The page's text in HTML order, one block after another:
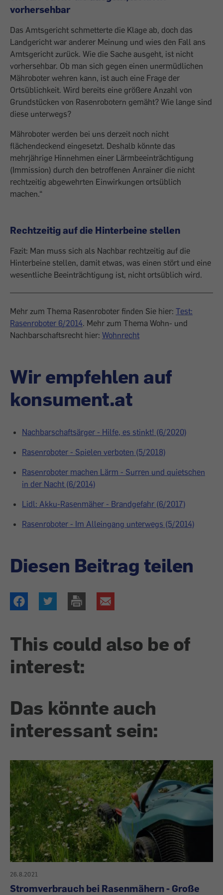
vorhersehbar
Das Amtsgericht schmetterte die Klage ab, doch das
Landgericht war anderer Meinung und wies den Fall ans
Amtsgericht zurück. Wie die Sache ausgeht, ist nicht
vorhersehbar. Ob man sich gegen einen unermüdlichen
Mähroboter wehren kann, ist auch eine Frage der
Ortsüblichkeit. Wird bereits eine größere Anzahl von
Grundstücken von Rasenrobotern gemäht? Wie lange sind
diese unterwegs?
Mähroboter werden bei uns derzeit noch nicht
flächendeckend eingesetzt. Deshalb könnte das
mehrjährige Hinnehmen einer Lärmbeeinträchtigung
(Immission) durch den betroffenen Anrainer die nicht
rechtzeitig abgewehrten Einwirkungen ortsüblich
machen.“
Rechtzeitig auf die Hinterbeine stellen
Fazit: Man muss sich als Nachbar rechtzeitig auf die
Hinterbeine stellen, damit etwas, was einen stört und eine
wesentliche Beeinträchtigung ist, nicht ortsüblich wird.
Mehr zum Thema Rasenroboter finden Sie hier: Test:
Rasenroboter 6/2014. Mehr zum Thema Wohn- und
Nachbarschaftsrecht hier: Wohnrecht
Wir empfehlen auf
konsument.at
Nachbarschaftsärger - Hilfe, es stinkt! (6/2020)
Rasenroboter - Spielen verboten (5/2018)
Rasenroboter machen Lärm - Surren und quietschen
in der Nacht (6/2014)
Lidl: Akku-Rasenmäher - Brandgefahr (6/2017)
Rasenroboter - Im Alleingang unterwegs (5/2014)
Diesen Beitrag teilen
This could also be of
interest:
Das könnte auch
interessant sein:
26.8.2021
Stromverbrauch bei Rasenmähern - Große